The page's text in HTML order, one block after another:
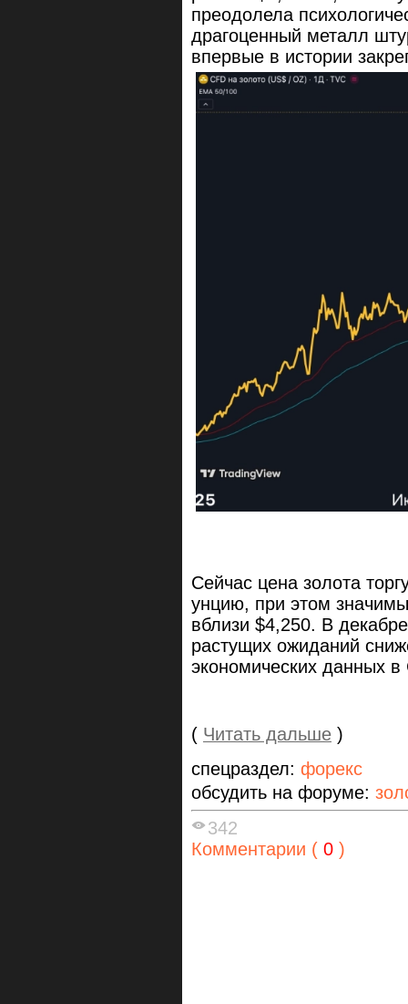
преодолела
драгоценный металл
впервые в истории
Сейчас цена золота
унцию, при этом
вблизи $4,250. В
растущих ожиданий
экономических данных
( Читать дальше )
спецраздел: форекс
обсудить на форуме:
342
Комментарии ( 0 )